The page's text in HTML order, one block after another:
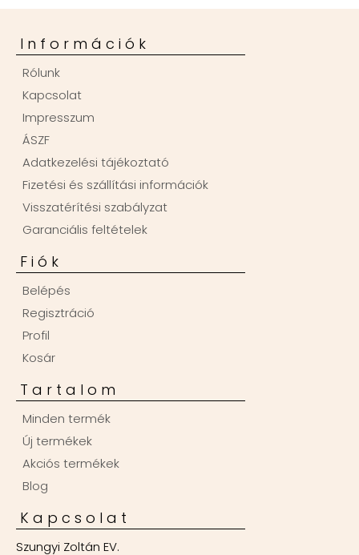
Információk
Rólunk
Kapcsolat
Impresszum
ÁSZF
Adatkezelési tájékoztató
Fizetési és szállítási információk
Visszatérítési szabályzat
Garanciális feltételek
Fiók
Belépés
Regisztráció
Profil
Kosár
Tartalom
Minden termék
Új termékek
Akciós termékek
Blog
Kapcsolat
Szungyi Zoltán EV.